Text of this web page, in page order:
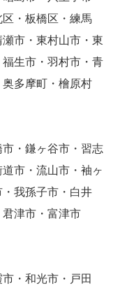
・板橋区・練馬
市・東村山市・東
生市・羽村市・青
多摩町・檜原村
・鎌ヶ谷市・習志
市・流山市・袖ヶ
我孫子市・白井
津市・富津市
・和光市・戸田